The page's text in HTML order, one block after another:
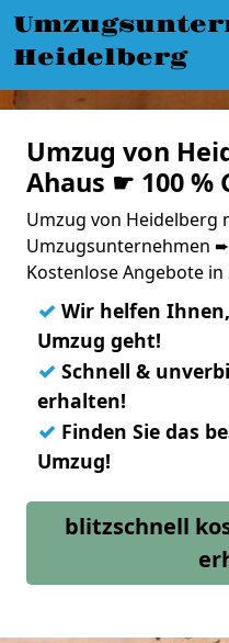
Heidelberg
Umzug von
Ahaus ☛ 100 %
Umzug von Heidelberg
Umzugsunternehmen
Kostenlose Angebote in
✓ Wir helfen
Umzug geht!
✓ Schnell &
erhalten!
✓ Finden Sie das
Umzug!
blitzschnell